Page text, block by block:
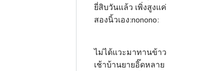
ยี่สิบวันแล้ว เพิ่งสูงแค่
สองนิ้วเอง:nonono:
ไม่ได้แวะมาทานข้าว
เช้าบ้านยายอิ๊ดหลาย